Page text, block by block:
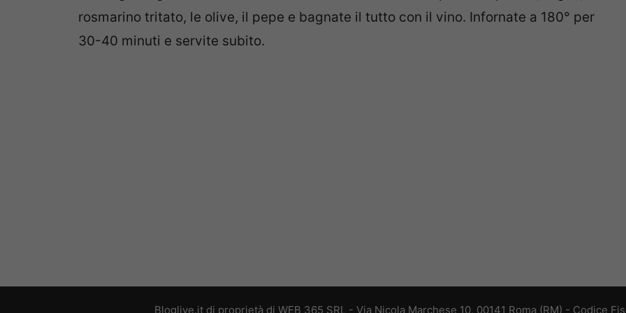
rosmarino tritato, le olive, il pepe e bagnate il tutto con il vino. Infornate a 180° per
30-40 minuti e servite subito.
Bloglive.it di proprietà di WEB 365 SRL - Via Nicola Marchese 10, 00141 Roma (RM) - Codice